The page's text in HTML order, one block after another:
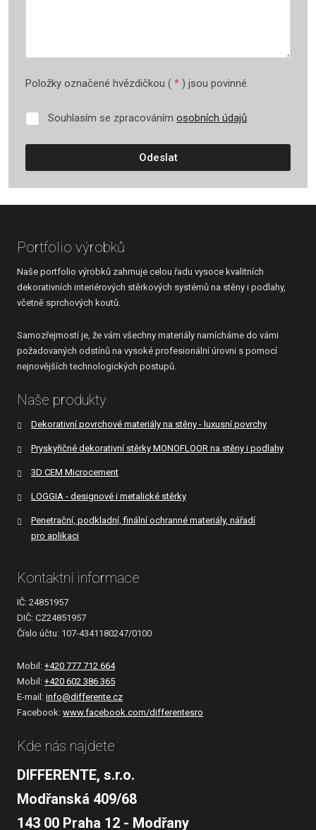
Položky označené hvězdičkou ( * ) jsou povinné.
Souhlasím
zpracováním
Souhlasím se zpracováním osobních údajů.
Odeslat
se
odeslat.
Portfolio výrobků
Naše portfolio výrobků zahrnuje celou řadu vysoce kvalitních
dekorativních interiérových stěrkových systémů na stěny i podlahy,
včetně sprchových koutů.
Samozřejmostí je, že vám všechny materiály namícháme do vámi
požadovaných odstínů na vysoké profesionální úrovni s pomocí
nejnovějších technologických postupů.
Naše produkty
Dekorativní povrchové materiály na stěny - luxusní povrchy
Pryskyřičné dekorativní stěrky MONOFLOOR na stěny i podlahy
3D CEM Microcement
LOGGIA - designové i metalické stěrky
Penetrační, podkladní, finální ochranné materiály, nářadí
pro aplikaci
Kontaktní informace
IČ: 24851957
DIČ: CZ24851957
Číslo účtu: 107-4341180247/0100
Mobil: +420 777 712 664
Mobil: +420 602 386 365
E-mail: info@differente.cz
Facebook: www.facebook.com/differentesro
Kde nás najdete
DIFFERENTE, s.r.o.
Modřanská 409/68
143 00 Praha 12 - Modřany